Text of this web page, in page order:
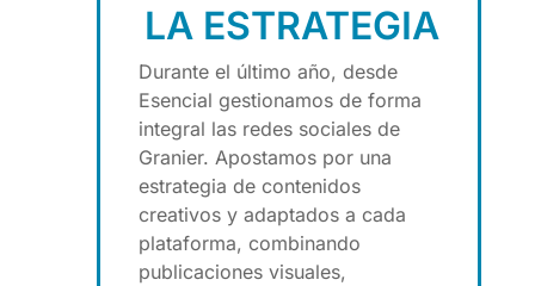
LA ESTRATEGIA
Durante el último año, desde
Esencial gestionamos de forma
integral las redes sociales de
Granier. Apostamos por una
estrategia de contenidos
creativos y adaptados a cada
plataforma, combinando
publicaciones visuales,